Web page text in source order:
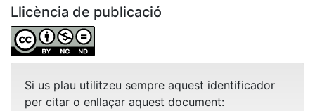
Llicència de publicació
Si us plau utilitzeu sempre aquest identificador
per citar o enllaçar aquest document: